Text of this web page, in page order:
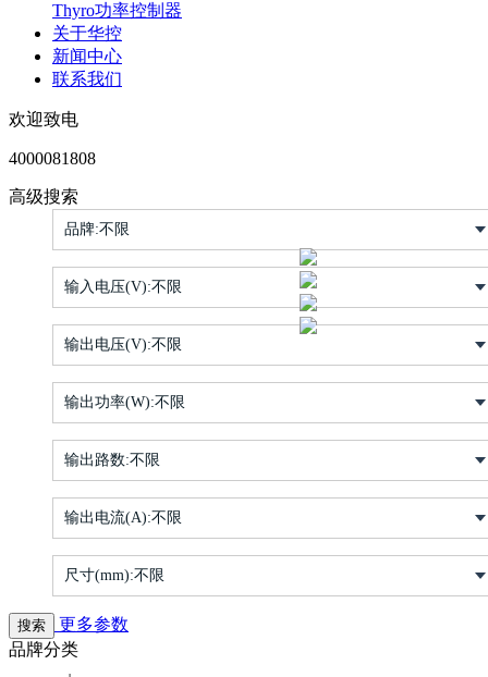
Thyro功率控制器
关于华控
新闻中心
联系我们
欢迎致电
4000081808
高级搜索
品牌:不限
输入电压(V):不限
输出电压(V):不限
输出功率(W):不限
输出路数:不限
输出电流(A):不限
尺寸(mm):不限
更多参数
品牌分类